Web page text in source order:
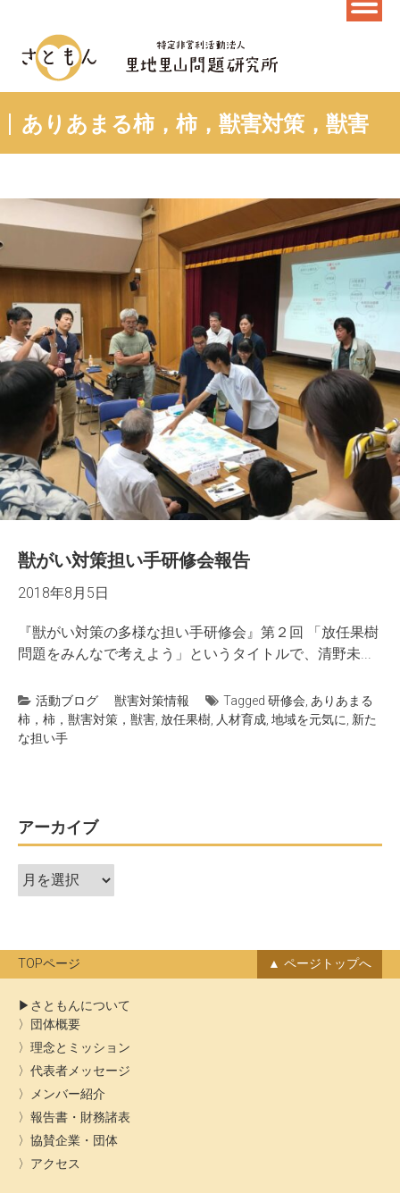
ありあまる柿，柿，獣害対策，獣害
獣がい対策担い手研修会報告
2018年8月5日
『獣がい対策の多様な担い手研修会』第２回 「放任果樹
問題をみんなで考えよう」というタイトルで、清野未...
活動ブログ 獣害対策情報 Tagged 研修会 ありあまる
柿，柿，獣害対策，獣害 放任果樹 人材育成 地域を元気に 新た
な担い手
アーカイブ
ア
ー
ブ
TOPページ ページトップへ
さともんについて
団体概要
理念とミッション
代表者メッセージ
メンバー紹介
報告書・財務諸表
協賛企業・団体
アクセス